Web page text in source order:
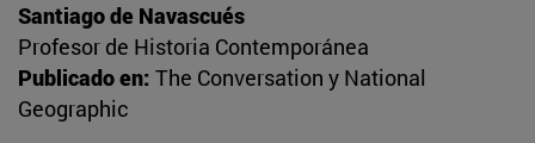
Santiago de Navascués
Profesor de Historia Contemporánea
Publicado en: The Conversation y National
Geographic